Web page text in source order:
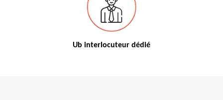
Ub interlocuteur dédié